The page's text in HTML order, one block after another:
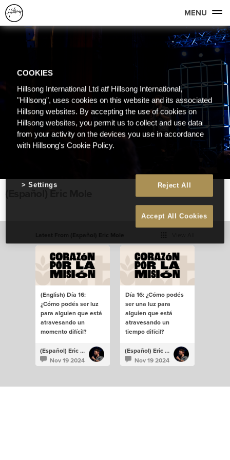
MENU
(Español) Eric Mole
(English) Día 16:
¿Cómo podés ser luz
para alguien que está
atravesando un
momento difícil?
(Español) Eric Mole
Nov 19 2024
Día 16: ¿Cómo podés
ser una luz para
alguien que está
atravesando un
tiempo difícil?
(Español) Eric Mole
Nov 19 2024
COOKIES
Hillsong International Ltd atf Hillsong International,
"Hillsong", uses cookies on this website and its associated
Hillsong websites. By accepting the use of cookies on
Hillsong websites, you permit us to collect and use data
from your activity on the devices you use in accordance
with Hillsong's Cookie Policy.
Reject All
Accept All Cookies
Settings